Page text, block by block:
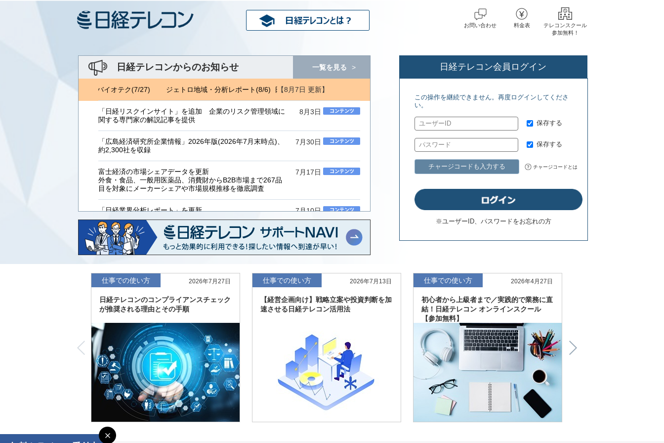
お問い合わせ 料金表
テレコンスクール
参加無料！
日経テレコンからのお知らせ 一覧を見る
【8月7日 更新】
域・分析レポート(8/6) 日経バイオテク(7/27) ジェトロ地域・分析レポート(8/6) 日経バイオテク(7/27)
8月3日
「日経リスクインサイト」を追加 企業のリスク管理領域に
関する専門家の解説記事を提供
7月30日
「広島経済研究所企業情報」2026年版(2026年7月末時点)、
約2,300社を収録
7月17日
富士経済の市場シェアデータを更新
外食・食品、一般用医薬品、消費財からB2B市場まで267品
目を対象にメーカーシェアや市場規模推移を徹底調査
7月10日
「日経業界分析レポート」を更新
「工業用プラスチック製品」「システムインテグレーター」
など20業界の内容を刷新
7月8日
「東洋経済海外進出企業情報」の2026年版、約3万6千社を
収録
7月8日
「東洋経済外資系企業情報」の2026年版、約3,100社を収録
7月7日
「日経POS情報マーケットレポート」の最新版、10～3月実
績の市場動向を速報
「東洋経済会社四季報」2026年夏号に更新、新たに2027年
度の予想を実施
日経テレコン会員ログイン
この操作を継続できません。再度ログインしてくださ
い。
保存する
保存する
チャージコードも入力する チャージコードとは
※ユーザーID、パスワードをお忘れの方
仕事での使い方 2026年7月27日
日経テレコンのコンプライアンスチェック
が推奨される理由とその手順
仕事での使い方 2026年7月13日
【経営企画向け】戦略立案や投資判断を加
速させる日経テレコン活用法
仕事での使い方 2026年4月27日
初心者から上級者まで／実践的で業務に直
結！日経テレコン オンラインスクール
【参加無料】